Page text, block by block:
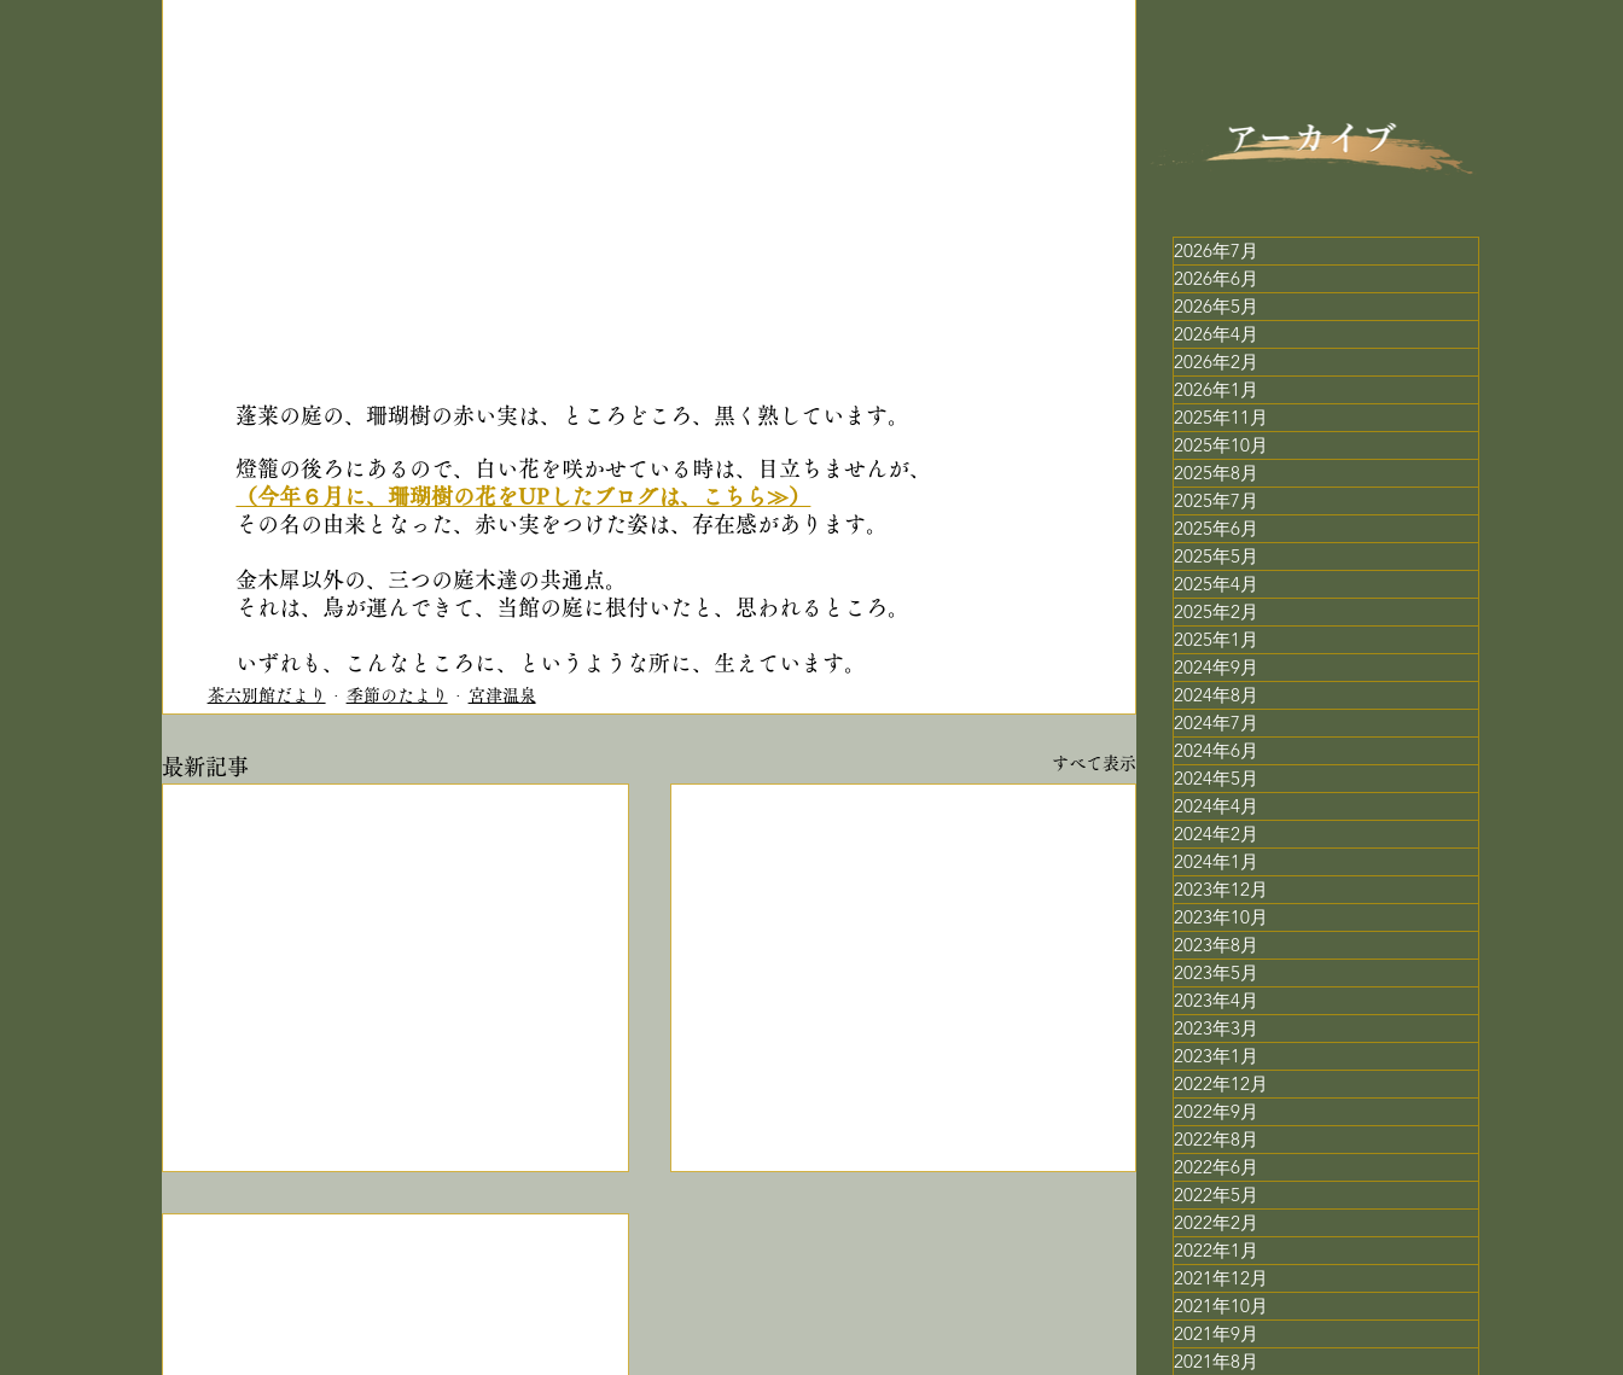
蓬莱の庭の、珊瑚樹の赤い実は、ところどころ、黒く熟しています。
燈籠の後ろにあるので、白い花を咲かせている時は、目立ちませんが、
（今年６月に、珊瑚樹の花をUPしたブログは、こちら≫）
その名の由来となった、赤い実をつけた姿は、存在感があります。
金木犀以外の、三つの庭木達の共通点。
それは、鳥が運んできて、当館の庭に根付いたと、思われるところ。
いずれも、こんなところに、というような所に、生えています。
茶六別館だより 季節のたより 宮津温泉
最新記事 すべて表示
2026年7月
2026年6月
2026年5月
2026年4月
2026年2月
2026年1月
2025年11月
2025年10月
2025年8月
2025年7月
2025年6月
2025年5月
2025年4月
2025年2月
2025年1月
2024年9月
2024年8月
2024年7月
2024年6月
2024年5月
2024年4月
2024年2月
2024年1月
2023年12月
2023年10月
2023年8月
2023年5月
2023年4月
2023年3月
2023年1月
2022年12月
2022年9月
2022年8月
2022年6月
2022年5月
2022年2月
2022年1月
2021年12月
2021年10月
2021年9月
2021年8月